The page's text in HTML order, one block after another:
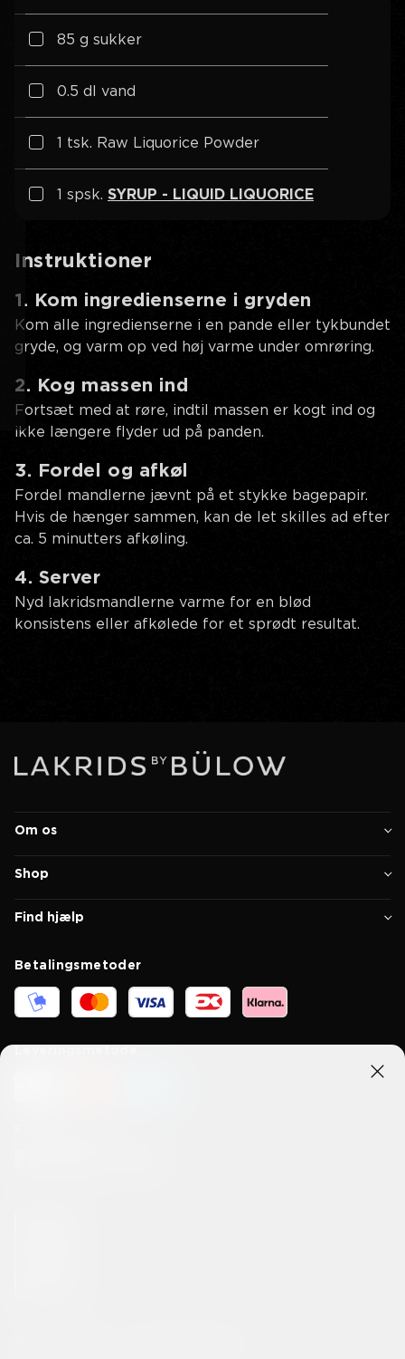
85 g sukker
0.5 dl vand
1 tsk. Raw Liquorice Powder
1 spsk. SYRUP - LIQUID LIQUORICE
Instruktioner
1. Kom ingredienserne i gryden
Kom alle ingredienserne i en pande eller tykbundet
gryde, og varm op ved høj varme under omrøring.
2. Kog massen ind
Fortsæt med at røre, indtil massen er kogt ind og
ikke længere flyder ud på panden.
3. Fordel og afkøl
Fordel mandlerne jævnt på et stykke bagepapir.
Hvis de hænger sammen, kan de let skilles ad efter
ca. 5 minutters afkøling.
4. Server
Nyd lakridsmandlerne varme for en blød
konsistens eller afkølede for et sprødt resultat.
Om os
Shop
Find hjælp
Betalingsmetoder